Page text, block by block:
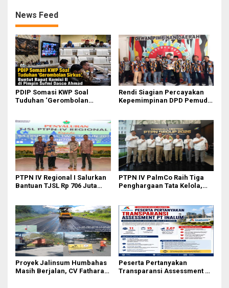
News Feed
PDIP Somasi KWP Soal
Tuduhan ‘Gerombolan
Ahmad
Rendi Siagian Percayakan
Kepemimpinan DPD Pemuda
PTPN IV Regional I Salurkan
Bantuan TJSL Rp 706 Juta
PTPN IV PalmCo Raih Tiga
Penghargaan Tata Kelola,
Proyek Jalinsum Humbahas
Masih Berjalan, CV Fathara
Peserta Pertanyakan
Transparansi Assessment PT